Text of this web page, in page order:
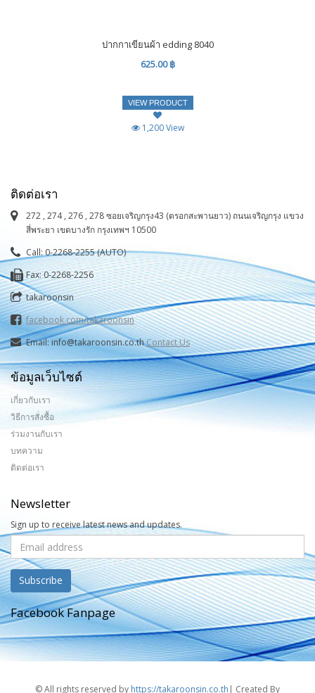
ปากกาเขียนผ้า edding 8040
625.00 ฿
VIEW PRODUCT
1,200 View
ติดต่อเรา
272 , 274 , 276 , 278 ซอยเจริญกรุง43 (ตรอกสะพานยาว) ถนนเจริญกรุง แขวง
สี่พระยา เขตบางรัก กรุงเทพฯ 10500
Call: 0-2268-2255 (AUTO)
Fax: 0-2268-2256
takaroonsin
facebook.com/takaroonsin
Email: info@takaroonsin.co.thContact Us
ข้อมูลเว็บไซต์
เกี่ยวกับเรา
วิธีการสั่งซื้อ
ร่วมงานกับเรา
บทความ
ติดต่อเรา
Newsletter
Sign up to receive latest news and updates.
Facebook Fanpage
© All rights reserved by https://takaroonsin.co.th | Created By